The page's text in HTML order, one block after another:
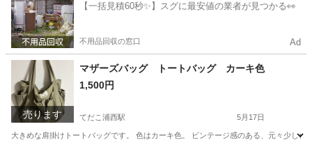
【一括見積60秒✨】スグに最安値の業者が見つかる👀
不用品回収の窓口 Ad
売ります
マザーズバッグ トートバッグ カーキ色
1,500円
てだこ浦西駅 5月17日
大きめな肩掛けトートバッグです。 色はカーキ色。 ビンテージ感のある、元々少し